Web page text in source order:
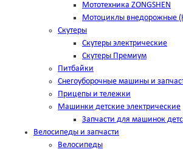
Мототехника ZONGSHEN
Мотоциклы внедорожные
Скутеры
Скутеры электрические
Скутеры Премиум
Питбайки
Снегоуборочные машины и
Прицепы и тележки
Машинки детские электрические
Запчасти для машинок
Велосипеды и запчасти
Велосипеды